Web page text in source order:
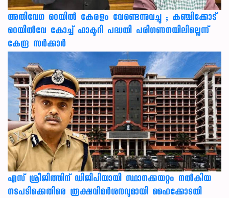
അതിവേഗ റെയിൽ കേരളം വേണ്ടെന്നുവച്ചു ; കഞ്ചിക്കോട്
റെയിൽവേ കോച്ച് ഫാക്ടറി പദ്ധതി പരിഗണനയിലില്ലെന്ന്
കേന്ദ്ര സർക്കാർ
എസ് ശ്രീജിത്തിന് ഡിജിപിയായി സ്ഥാനക്കയറ്റം നൽകിയ
നടപടിക്കെതിരെ രൂക്ഷവിമർശനവുമായി ഹൈക്കോടതി